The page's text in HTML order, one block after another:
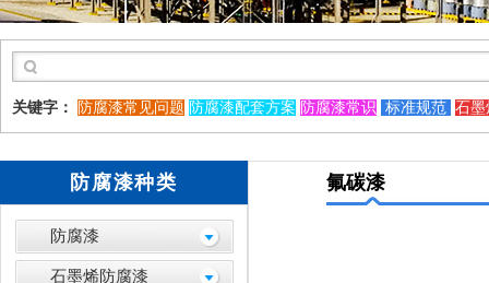
关键字： 防腐漆常见问题 防腐漆配套方案 防腐漆常识 标准规范 石墨
防腐漆种类
防腐漆
石墨烯防腐漆
氟碳漆